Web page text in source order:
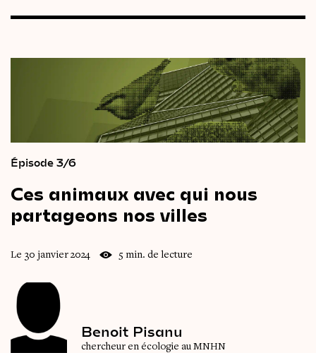
Épisode 3/6
Ces animaux avec qui nous
partageons nos villes
Le 30 janvier 2024 5 min. de lecture
Benoit Pisanu
chercheur en écologie au MNHN